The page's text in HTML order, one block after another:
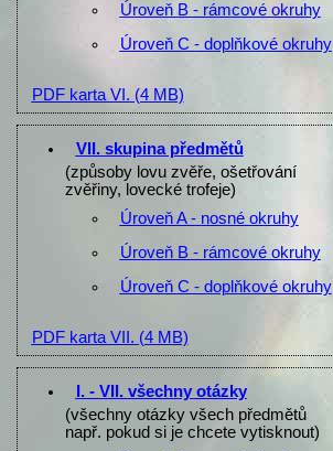
Úroveň B - rámcové okruhy
Úroveň C - doplňkové okruhy
PDF karta VI. (4 MB)
VII. skupina předmětů
(způsoby lovu zvěře, ošetřování
zvěřiny, lovecké trofeje)
Úroveň A - nosné okruhy
Úroveň B - rámcové okruhy
Úroveň C - doplňkové okruhy
PDF karta VII. (4 MB)
I. - VII. všechny otázky
(všechny otázky všech předmětů
např. pokud si je chcete vytisknout)